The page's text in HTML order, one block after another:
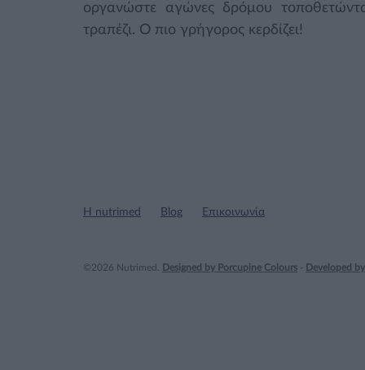
οργανώστε αγώνες δρόμου
τραπέζι. Ο πιο γρήγορος κερδίζει!
Η nutrimed Blog Επικοινωνία
©2026 Nutrimed. Designed by Porcupine Colours - Developed